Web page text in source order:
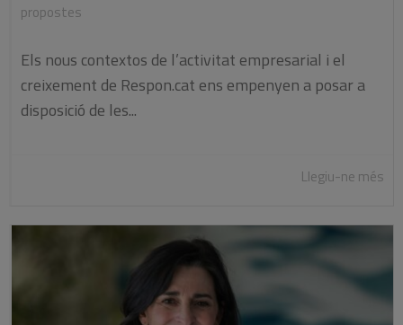
propostes
Els nous contextos de l’activitat empresarial i el
creixement de Respon.cat ens empenyen a posar a
disposició de les...
Llegiu-ne més